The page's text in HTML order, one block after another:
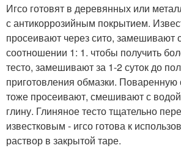
Игсо готовят в деревянных или
с антикоррозийным покрытием.
просеивают через сито, замешивают
соотношении 1: 1. чтобы получить
тесто, замешивают за 1-2 суток до
приготовления обмазки. Поваренную
тоже просеивают, смешивают с
глину. Глиняное тесто тщательно
известковым - игсо готова к
раствор в закрытой таре.